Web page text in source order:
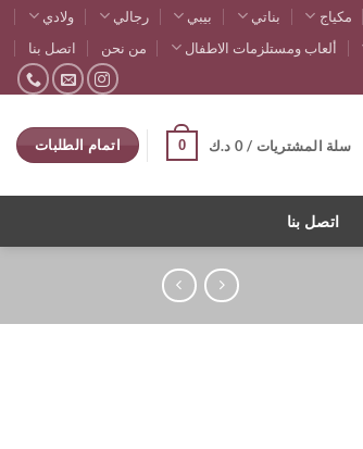
مكياج بناتي بيبي رجالي
ولادي
ألعاب ومستلزمات الاطفال من نحن اتصل بنا
سلة المشتريات /0 د.ك 0 اتمام الطلبات
اتصل بنا